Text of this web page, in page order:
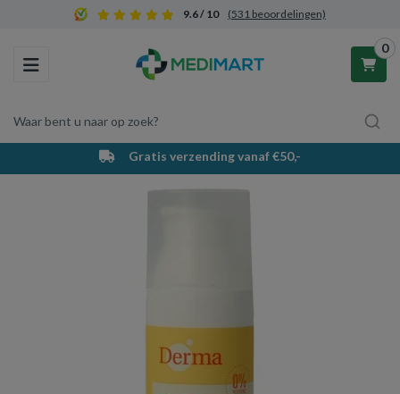
9.6 / 10 (531 beoordelingen)
Toggle navigation
Waar bent u naar op zoek?
0
Winkelwagen
Gratis verzending vanaf €50,-